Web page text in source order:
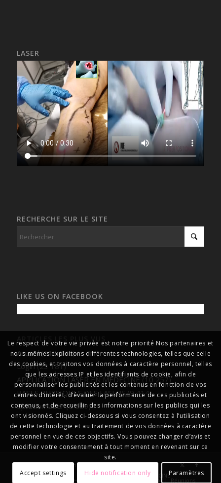
LASER
RECHERCHE SUR LE SITE
LIKE US ON FACEBOOK
ARTICLES LES PLUS VUS
Accueil (113 075)
Login (23 181)
APPLICATION LASER EN MEDECINE (10 257)
BASES PHYSIQUES DES LASERS (9 414)
Epilation laser (6 689)
formationlasersmédicaux
Accueil
A propos APPLICATION LASER EN MEDECINE
Les centres lasers médicaux Liens Web Réunions
Le respect de votre vie privée est notre priorité Nos partenaires et
nous-mêmes exploitons différentes technologies, telles que celle
des cookies, et traitons vos données à caractère personnel, telles
que les adresses IP et les identifiants de cookie, afin de
personnaliser les publicités et les contenus en fonction de vos
centres d’intérêt, d’évaluer la performance de ces publicités et
contenus, et de recueillir des informations sur les publics qui les
ont visionnés. Cliquez ci-dessous si vous consentez à l’utilisation
de cette technologie et au traitement de vos données à caractère
personnel en vue de ces objectifs. Vous pouvez changer d’avis et
modifier votre consentement à tout moment en revenant sur ce
site.
Accept settings
Hide notification only Paramètres